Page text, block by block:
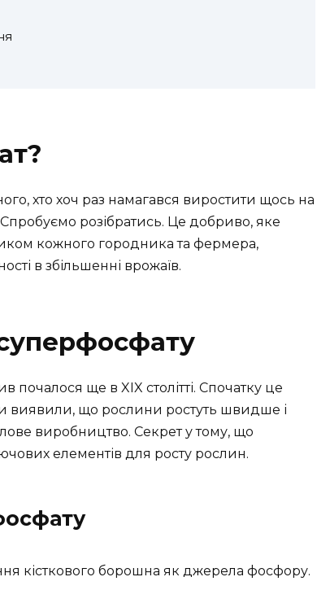
хто хоч раз намагався виростити щось на
розібратись. Це добриво, яке
кожного городника та фермера,
в збільшенні врожаїв.
почалося ще в XIX столітті. Спочатку це
виявили, що рослини ростуть швидше і
виробництво. Секрет у тому, що
елементів для росту рослин.
кісткового борошна як джерела фосфору.